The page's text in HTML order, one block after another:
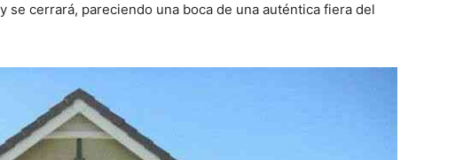
se cerrará, pareciendo una boca de una auténtica fiera del